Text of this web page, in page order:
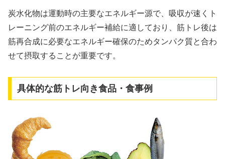
炭水化物は運動時の主要なエネルギー源で、吸収が速くト
レーニング前のエネルギー補給に適しており、筋トレ後は
筋再合成に必要なエネルギー確保のためタンパク質と合わ
せて摂取することが重要です。
具体的な筋トレ向き食品・食事例